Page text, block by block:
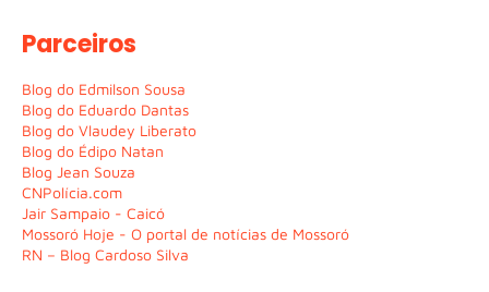
Parceiros
Blog do Edmilson Sousa
Blog do Eduardo Dantas
Blog do Vlaudey Liberato
Blog do Édipo Natan
Blog Jean Souza
CNPolícia.com
Jair Sampaio - Caicó
Mossoró Hoje - O portal de notícias de Mossoró
RN – Blog Cardoso Silva